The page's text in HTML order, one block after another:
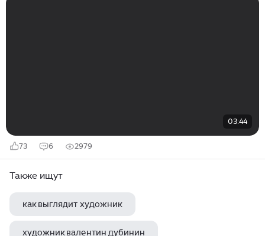
03:44
73 6 2979
Также ищут
как выглядит художник
художник валентин дубинин